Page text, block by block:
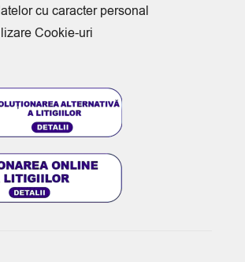
cu caracter personal
Cookie-uri